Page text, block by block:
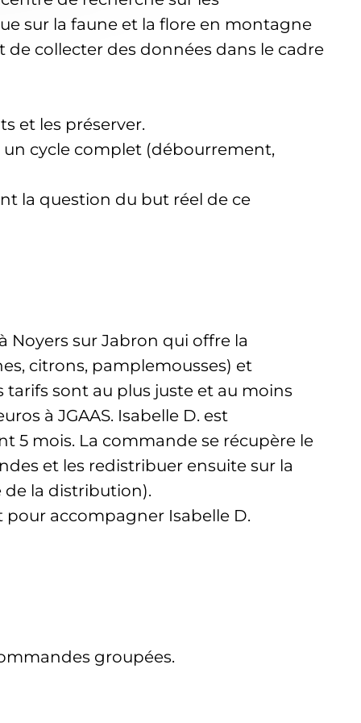
sur la faune et la flore en montagne
de collecter des données dans le cadre
et les préserver.
cycle complet (débourrement,
la question du but réel de ce
Noyers sur Jabron qui offre la
citrons, pamplemousses) et
sont au plus juste et au moins
à JGAAS. Isabelle D. est
5 mois. La commande se récupère le
et les redistribuer ensuite sur la
de la distribution).
pour accompagner Isabelle D.
groupées.